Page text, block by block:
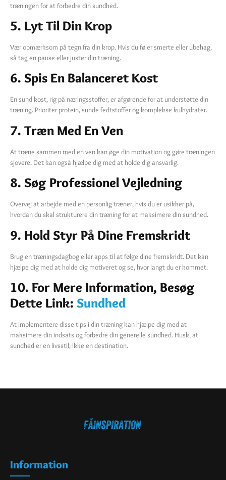
træningen for at forbedre din sundhed.
5. Lyt Til Din Krop
Vær opmærksom på tegn fra din krop. Hvis du føler smerte eller ubehag,
så tag en pause eller juster din træning.
6. Spis En Balanceret Kost
En sund kost, rig på næringsstoffer, er afgørende for at understøtte din
træning. Prioriter protein, sunde fedtstoffer og komplekse kulhydrater.
7. Træn Med En Ven
At træne sammen med en ven kan øge din motivation og gøre træningen
sjovere. Det kan også hjælpe dig med at holde dig ansvarlig.
8. Søg Professionel Vejledning
Overvej at arbejde med en personlig træner, hvis du er usikker på,
hvordan du skal strukturere din træning for at maksimere din sundhed.
9. Hold Styr På Dine Fremskridt
Brug en træningsdagbog eller apps til at følge dine fremskridt. Det kan
hjælpe dig med at holde dig motiveret og se, hvor langt du er kommet.
10. For Mere Information, Besøg
Dette Link: Sundhed
At implementere disse tips i din træning kan hjælpe dig med at
maksimere din indsats og forbedre din generelle sundhed. Husk, at
sundhed er en livsstil, ikke en destination.
Information